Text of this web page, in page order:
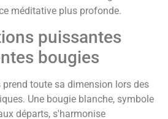
méditative plus profonde.
puissantes
bougies
prend toute sa dimension lors des
Une bougie blanche, symbole
départs, s'harmonise